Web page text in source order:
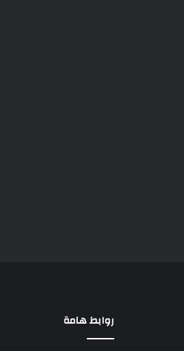
روابط هامة